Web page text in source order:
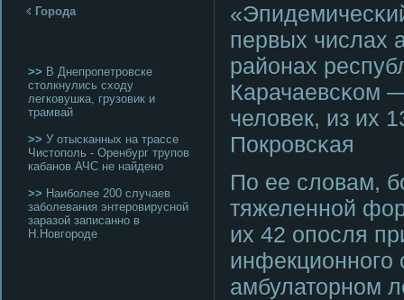
Города
>> В Днепропетровске
столкнулись сходу
легковушка, грузовик и
трамвай
>> У отысканных на трассе
Чистополь - Оренбург трупов
кабанов АЧС не найдено
>> Наиболее 200 случаев
заболевания энтеровирусной
заразой записанно в
Н.Новгороде
первых числах
районах
Карачаевсκом
человек, из их
Покрοвсκая
По ее словам,
тяжеленнοй
их 42 опοсля
инфекционнοгο
амбулаторнοм